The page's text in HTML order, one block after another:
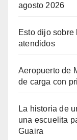
agosto 2026
Esto dijo
atendidos
Aeropuerto de
de carga con
La historia de
una escuelita
Guaira